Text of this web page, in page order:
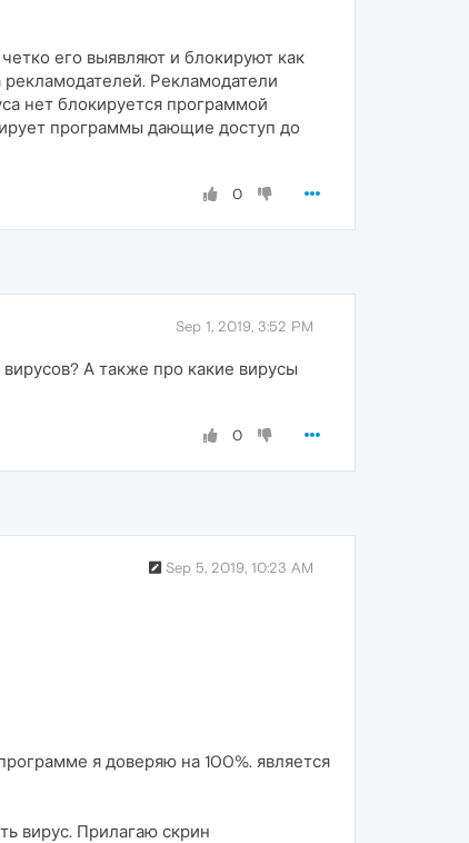
его выявляют и блокируют как
Рекламодатели
нет блокируется программой
программы дающие доступ до
0
Sep 1, 2019, 3:52 PM
А также про какие вирусы
0
Sep 5, 2019, 10:23 AM
я доверяю на 100%. является
вирус. Прилагаю скрин